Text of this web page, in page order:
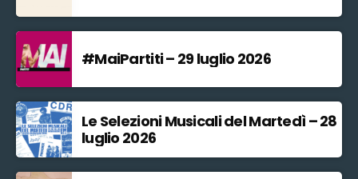
#MaiPartiti – 29 luglio 2026
Le Selezioni Musicali del Martedì – 28
luglio 2026